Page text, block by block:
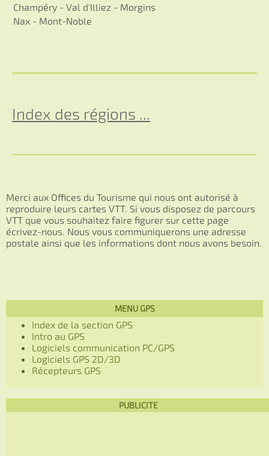
Champéry - Val d'Illiez - Morgins
Nax - Mont-Noble
Index des régions ...
Merci aux Offices du Tourisme qui nous ont autorisé à
reproduire leurs cartes VTT. Si vous disposez de parcours
VTT que vous souhaitez faire figurer sur cette page
écrivez-nous. Nous vous communiquerons une adresse
postale ainsi que les informations dont nous avons besoin.
MENU GPS
Index de la section GPS
Intro au GPS
Logiciels communication PC/GPS
Logiciels GPS 2D/3D
Récepteurs GPS
PUBLICITE